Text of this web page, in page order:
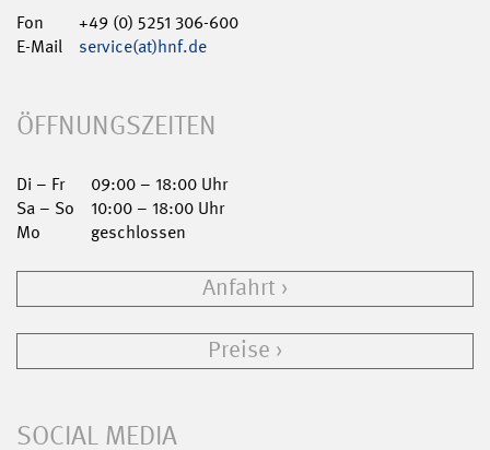
Fon
+49 (0) 5251 306-600
E-Mail
service(at)hnf.de
ÖFFNUNGSZEITEN
Di – Fr
09:00 – 18:00 Uhr
Sa – So
10:00 – 18:00 Uhr
Mo
geschlossen
Anfahrt
Preise
SOCIAL MEDIA